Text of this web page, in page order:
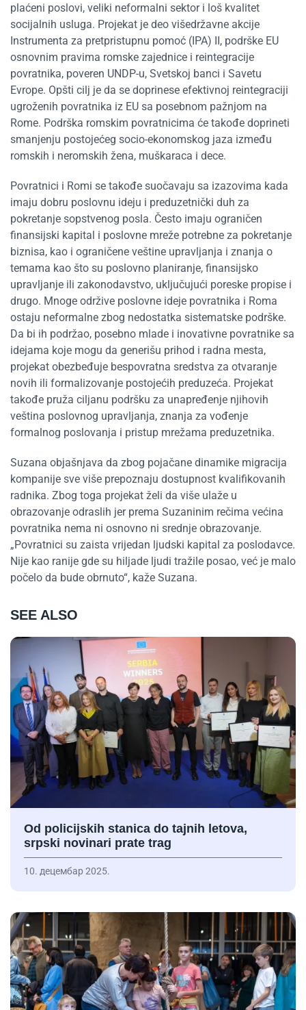
plaćeni poslovi, veliki neformalni sektor i loš kvalitet
socijalnih usluga. Projekat je deo višedržavne akcije
Instrumenta za pretpristupnu pomoć (IPA) II, podrške EU
osnovnim pravima romske zajednice i reintegracije
povratnika, poveren UNDP-u, Svetskoj banci i Savetu
Evrope. Opšti cilj je da se doprinese efektivnoj reintegraciji
ugroženih povratnika iz EU sa posebnom pažnjom na
Rome. Podrška romskim povratnicima će takođe doprineti
smanjenju postojećeg socio-ekonomskog jaza između
romskih i neromskih žena, muškaraca i dece.
Povratnici i Romi se takođe suočavaju sa izazovima kada
imaju dobru poslovnu ideju i preduzetnički duh za
pokretanje sopstvenog posla. Često imaju ograničen
finansijski kapital i poslovne mreže potrebne za pokretanje
biznisa, kao i ograničene veštine upravljanja i znanja o
temama kao što su poslovno planiranje, finansijsko
upravljanje ili zakonodavstvo, uključujući poreske propise i
drugo. Mnoge održive poslovne ideje povratnika i Roma
ostaju neformalne zbog nedostatka sistematske podrške.
Da bi ih podržao, posebno mlade i inovativne povratnike sa
idejama koje mogu da generišu prihod i radna mesta,
projekat obezbeđuje bespovratna sredstva za otvaranje
novih ili formalizovanje postojećih preduzeća. Projekat
takođe pruža ciljanu podršku za unapređenje njihovih
veština poslovnog upravljanja, znanja za vođenje
formalnog poslovanja i pristup mrežama preduzetnika.
Suzana objašnjava da zbog pojačane dinamike migracija
kompanije sve više prepoznaju dostupnost kvalifikovanih
radnika. Zbog toga projekat želi da više ulaže u
obrazovanje odraslih jer prema Suzaninim rečima većina
povratnika nema ni osnovno ni srednje obrazovanje.
„Povratnici su zaista vrijedan ljudski kapital za poslodavce.
Nije kao ranije gde su hiljade ljudi tražile posao, već je malo
počelo da bude obrnuto“, kaže Suzana.
SEE ALSO
Od policijskih stanica do tajnih letova,
srpski novinari prate trag
10. децембар 2025.